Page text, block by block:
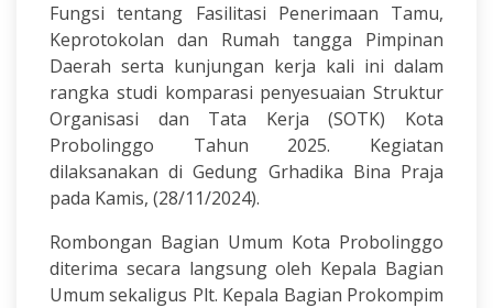
Fungsi tentang Fasilitasi Penerimaan Tamu,
Keprotokolan dan Rumah tangga Pimpinan
Daerah serta kunjungan kerja kali ini dalam
rangka studi komparasi penyesuaian Struktur
Organisasi dan Tata Kerja (SOTK) Kota
Probolinggo Tahun 2025. Kegiatan
dilaksanakan di Gedung Grhadika Bina Praja
pada Kamis, (28/11/2024).
Rombongan Bagian Umum Kota Probolinggo
diterima secara langsung oleh Kepala Bagian
Umum sekaligus Plt. Kepala Bagian Prokompim